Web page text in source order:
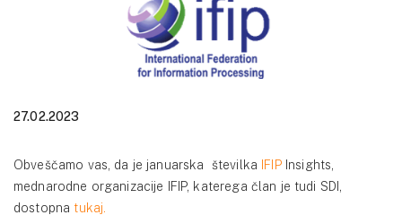
27.02.2023
Obveščamo vas, da je januarska številka IFIPInsights,
mednarodne organizacije IFIP, katerega član je tudi SDI,
dostopna tukaj.